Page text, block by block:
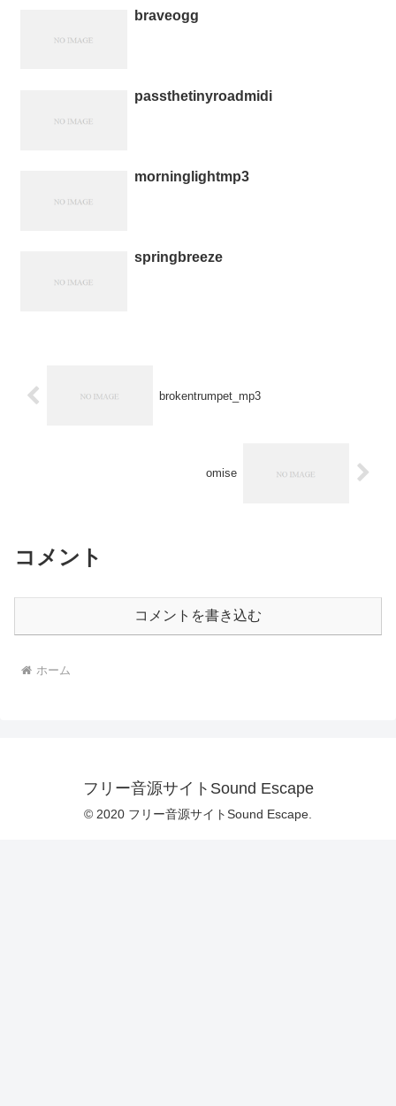
braveogg
passthetinyroadmidi
morninglightmp3
springbreeze
brokentrumpet_mp3
omise
コメント
コメントを書き込む
ホーム
フリー音源サイトSound Escape
© 2020 フリー音源サイトSound Escape.